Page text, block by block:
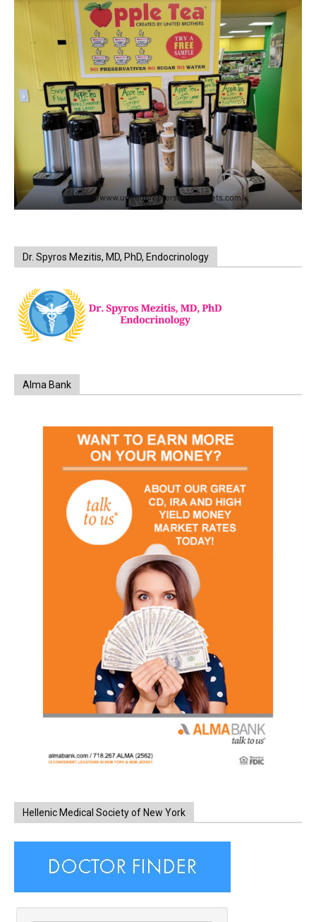
https://www.unitedbrothersfruitmarkets.com/
Dr. Spyros Mezitis, MD, PhD, Endocrinology
Alma Bank
Hellenic Medical Society of New York